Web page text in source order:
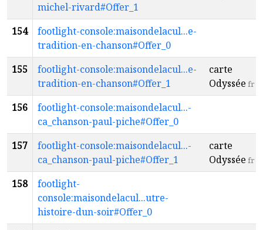
michel-rivard#Offer_1
154
footlight-console:maisondelacul...e-
tradition-en-chanson#Offer_0
155
footlight-console:maisondelacul...e-
tradition-en-chanson#Offer_1
carte
Odyssée fr
156
footlight-console:maisondelacul...-
ca_chanson-paul-piche#Offer_0
157
footlight-console:maisondelacul...-
ca_chanson-paul-piche#Offer_1
carte
Odyssée fr
158
footlight-
console:maisondelacul...utre-
histoire-dun-soir#Offer_0